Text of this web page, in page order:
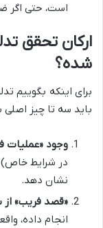
است، حتی اگر
ارکان تحقق
شده؟
برای اینکه بگوییم
باید سه تا چیز
وجود «عملیات
در شرایط خاص)
نشان دهد.
«قصد فریب»
انجام داده،